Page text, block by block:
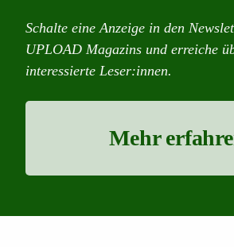
Schalte eine Anzeige in den
UPLOAD Magazins und erreiche
interessierte Leser:innen.
Mehr